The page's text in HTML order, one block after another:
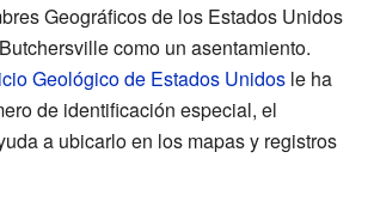
Geográficos de los Estados Unidos
como un asentamiento.
Geológico de Estados Unidos le ha
de identificación especial, el
a ubicarlo en los mapas y registros